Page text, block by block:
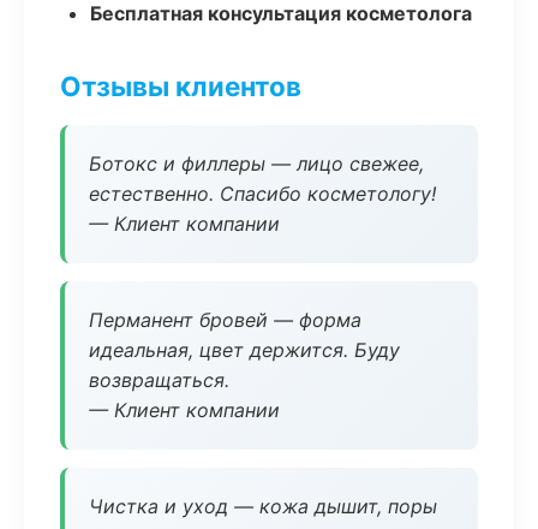
Бесплатная консультация косметолога
Отзывы клиентов
Ботокс и филлеры — лицо свежее,
естественно. Спасибо косметологу!
— Клиент компании
Перманент бровей — форма
идеальная, цвет держится. Буду
возвращаться.
— Клиент компании
Чистка и уход — кожа дышит, поры